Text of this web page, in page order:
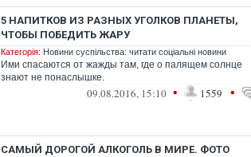
5 НАПИТКОВ ИЗ РАЗНЫХ УГОЛКОВ ПЛАНЕТЫ,
ЧТОБЫ ПОБЕДИТЬ ЖАРУ
Категорія: Новини суспільства: читати соціальні новини
Ими спасаются от жажды там, где о палящем солнце
знают не понаслышке.
09.08.2016, 15:10 • 1559 •
САМЫЙ ДОРОГОЙ АЛКОГОЛЬ В МИРЕ. ФОТО